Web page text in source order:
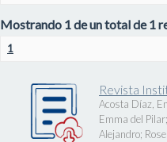
Mostrando 1 de un total de 1
1
Revista
Acosta Díaz,
Emma del Pilar;
Alejandro;